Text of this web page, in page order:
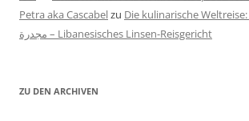
Petra aka Cascabelzu Die kulinarische
مجدرة – Libanesisches Linsen-Reisgericht
ZU DEN ARCHIVEN